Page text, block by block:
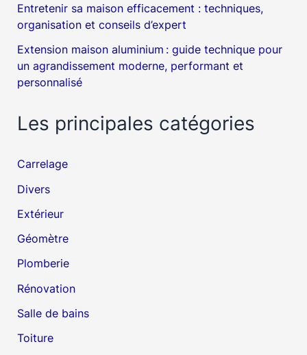
Entretenir sa maison efficacement : techniques,
organisation et conseils d’expert
Extension maison aluminium : guide technique pour
un agrandissement moderne, performant et
personnalisé
Les principales catégories
Carrelage
Divers
Extérieur
Géomètre
Plomberie
Rénovation
Salle de bains
Toiture